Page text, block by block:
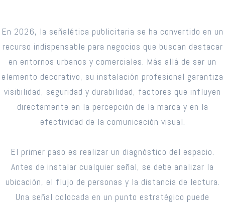
En 2026, la señalética publicitaria se ha convertido en un
recurso indispensable para negocios que buscan destacar
en entornos urbanos y comerciales. Más allá de ser un
elemento decorativo, su instalación profesional garantiza
visibilidad, seguridad y durabilidad, factores que influyen
directamente en la percepción de la marca y en la
efectividad de la comunicación visual.
El primer paso es realizar un diagnóstico del espacio.
Antes de instalar cualquier señal, se debe analizar la
ubicación, el flujo de personas y la distancia de lectura.
Una señal colocada en un punto estratégico puede